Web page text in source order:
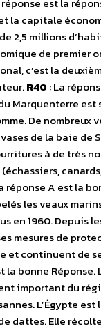
est la
la capitale
2,5 millions
de premier
c’est la
R40 : La
Marquenterre
De nombreux
de la baie de
à de très
réponse A est la
les veaux
en 1960. Depuis
mesures de
et continuent de
la bonne Réponse.
important du
L’Égypte est
dattes. Elle